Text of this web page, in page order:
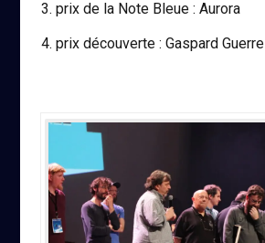
prix de la Note Bleue : Aurora
prix découverte : Gaspard Guerre